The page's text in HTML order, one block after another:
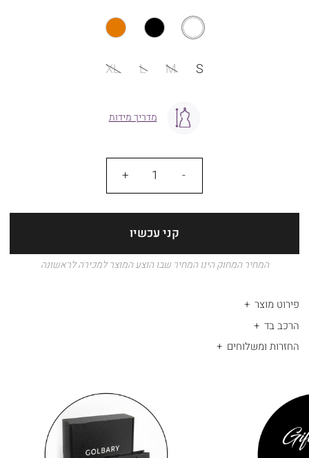
מידה S
M
L
XL
מדריך מידות
כמות
קני עכשיו
המחיר המחוק הינו המחיר שבו הוצע המוצר למכירה לראשונה
פירוט מוצר
הרכב בד
החזרות ומשלוחים
תומך
מכירה
עיגולים